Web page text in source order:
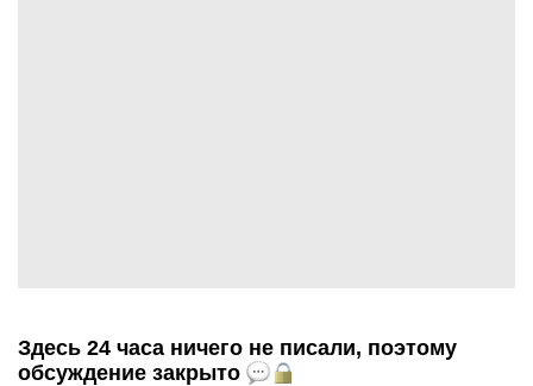
Здесь 24 часа ничего не писали, поэтому
обсуждение закрыто